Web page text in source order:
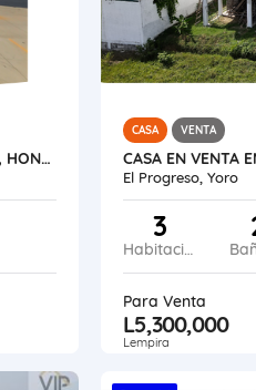
BODEGAS EN VENTA EN SAN PEDRO SULA, HONDURAS
CASA VENTA
El Progreso, Yoro
3
Habitaciones
Para Venta
L5,300,000
Lempira